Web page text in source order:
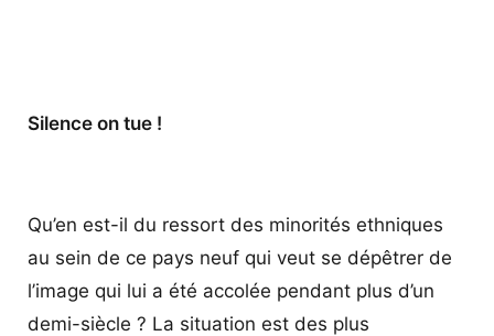
Silence on tue !
Qu’en est-il du ressort des minorités ethniques
au sein de ce pays neuf qui veut se dépêtrer de
l’image qui lui a été accolée pendant plus d’un
demi-siècle ? La situation est des plus